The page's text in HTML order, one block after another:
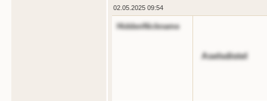
02.05.2025 09:54
HiddenNickname
Aselsdistel